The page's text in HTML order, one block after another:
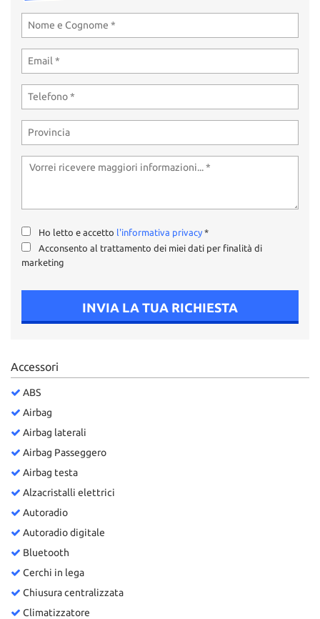
Ho letto e accetto l'informativa privacy *
Acconsento al trattamento dei miei dati per finalità di
marketing
INVIA LA TUA RICHIESTA
Accessori
ABS
Airbag
Airbag laterali
Airbag Passeggero
Airbag testa
Alzacristalli elettrici
Autoradio
Autoradio digitale
Bluetooth
Cerchi in lega
Chiusura centralizzata
Climatizzatore